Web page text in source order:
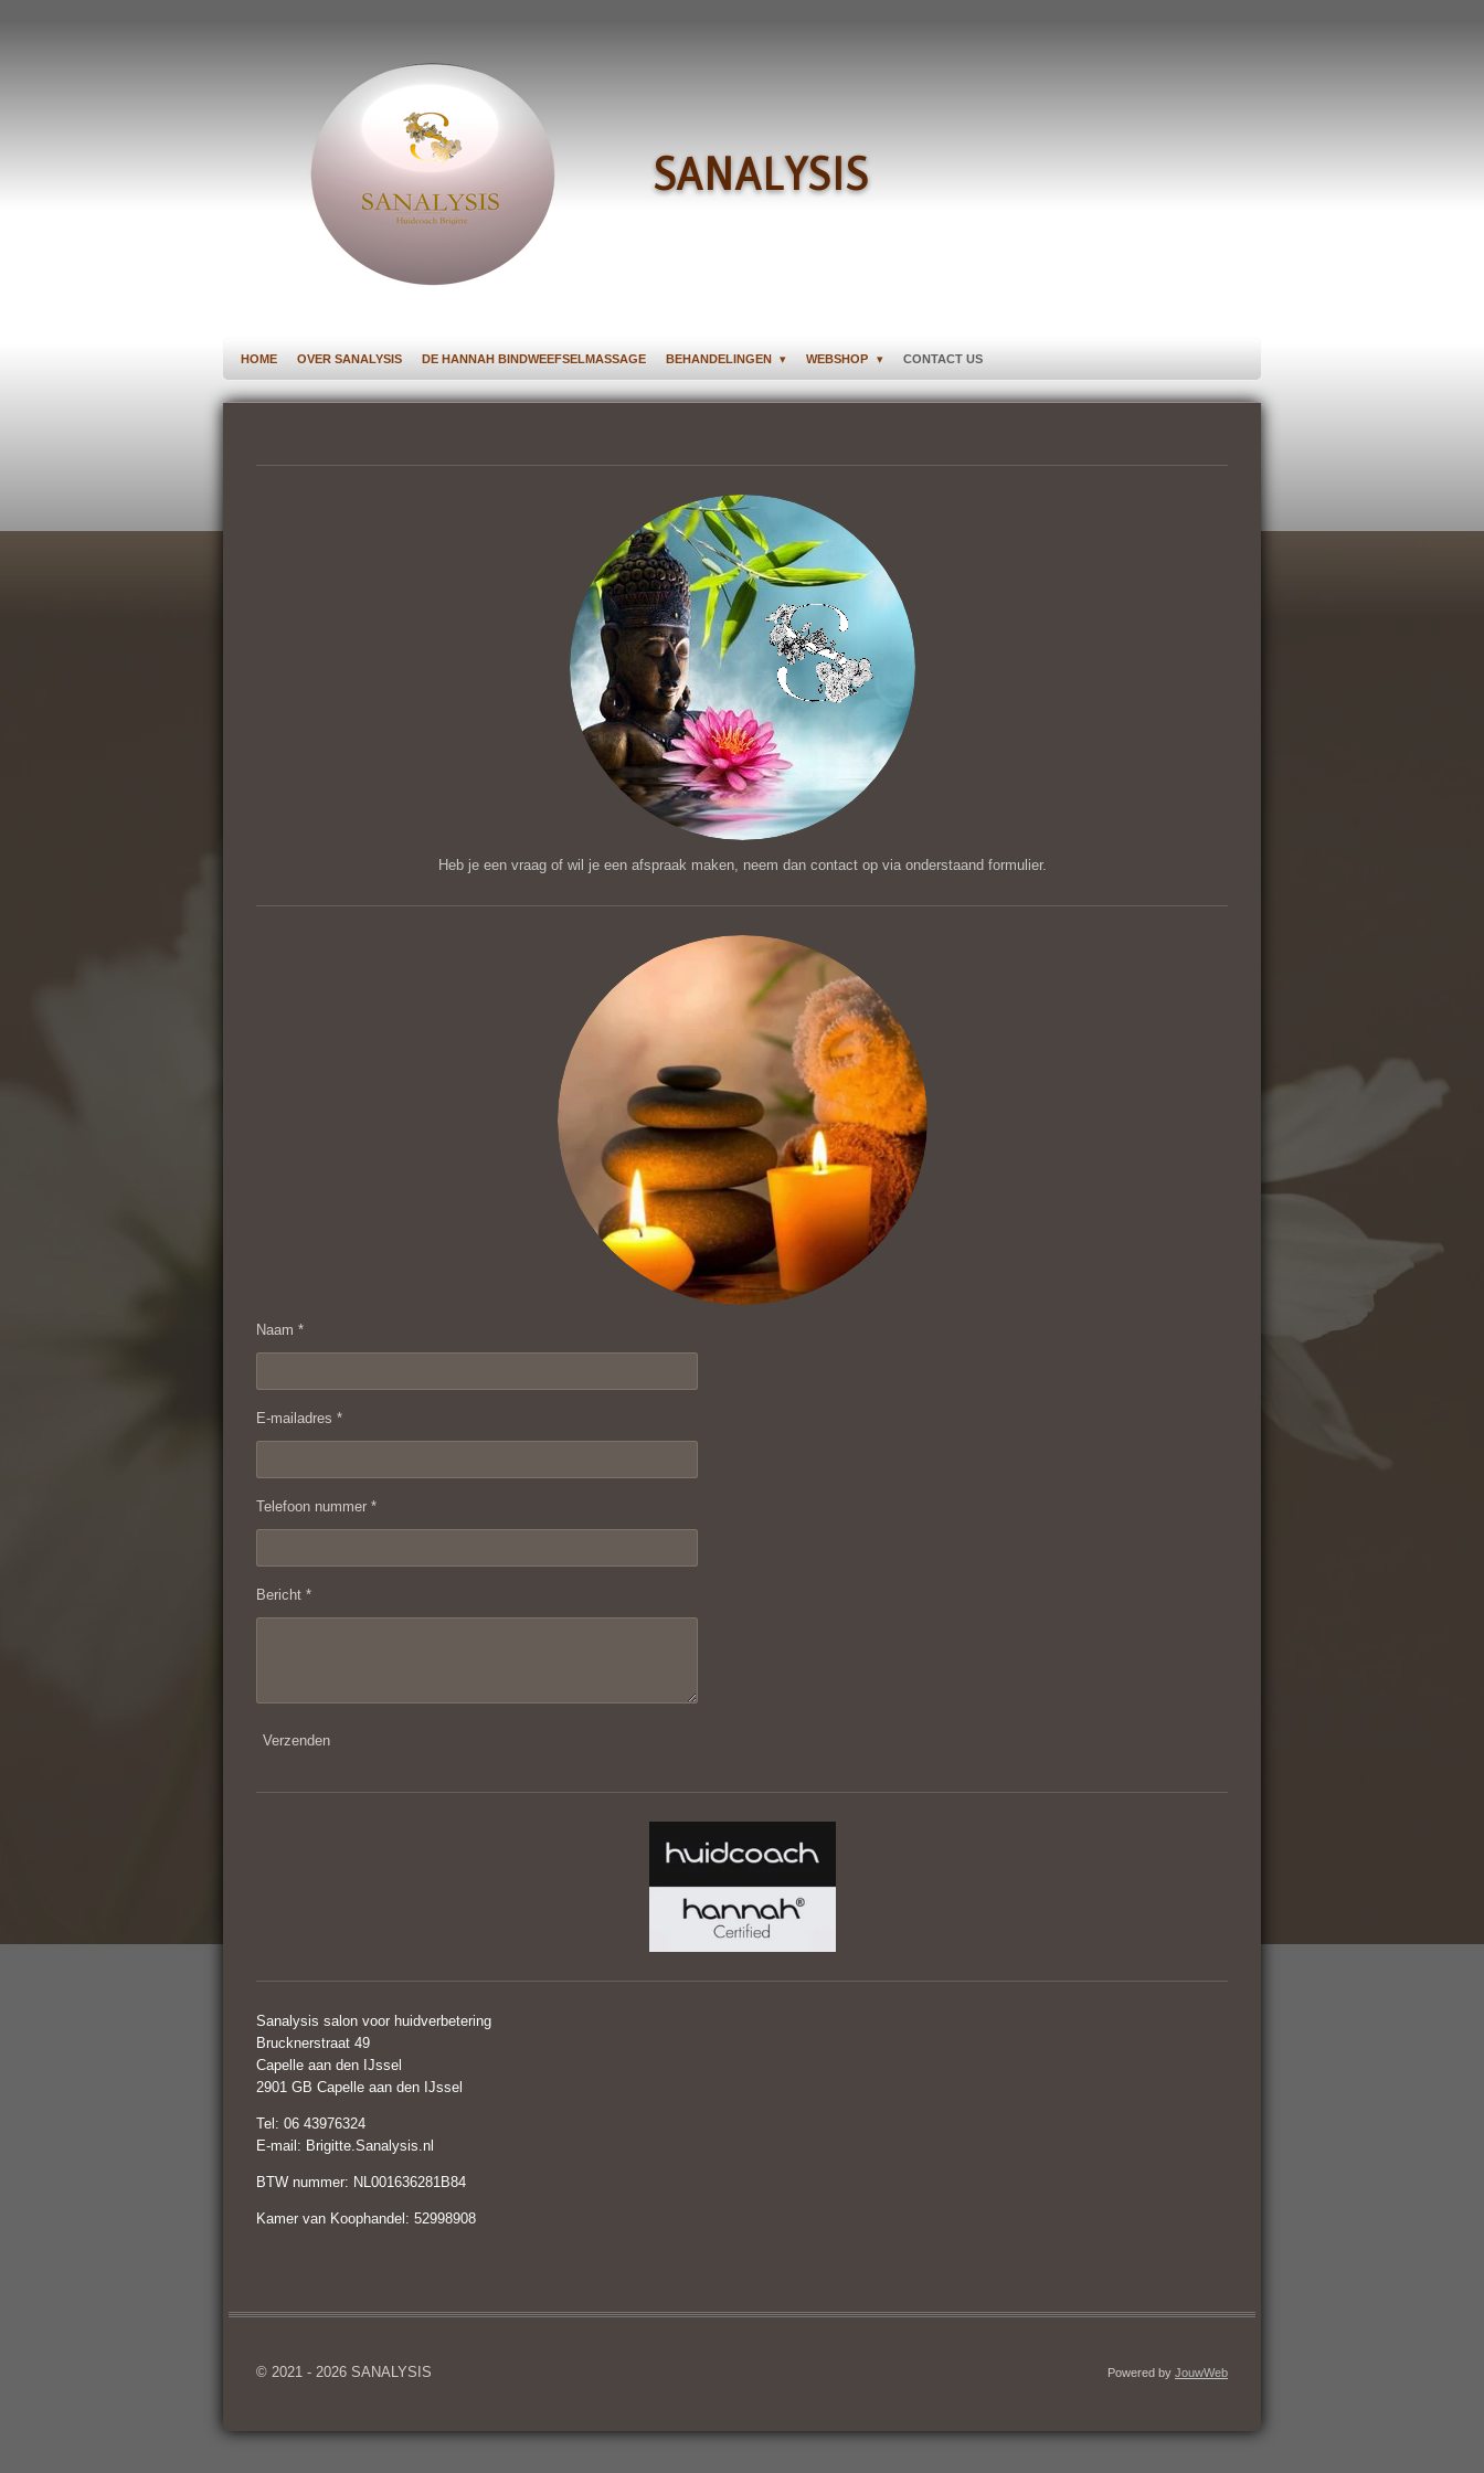
SANALYSIS
HOME OVER SANALYSIS DE HANNAH BINDWEEFSELMASSAGE BEHANDELINGEN WEBSHOP CONTACT US
Heb je een vraag of wil je een afspraak maken, neem dan contact op via onderstaand formulier.
Naam *
E-mailadres *
Telefoon nummer *
Bericht *
Verzenden
Sanalysis salon voor huidverbetering
Brucknerstraat 49
Capelle aan den IJssel
2901 GB Capelle aan den IJssel
Tel: 06 43976324
E-mail: Brigitte.Sanalysis.nl
BTW nummer: NL001636281B84
Kamer van Koophandel: 52998908
© 2021 - 2026 SANALYSIS Powered by JouwWeb